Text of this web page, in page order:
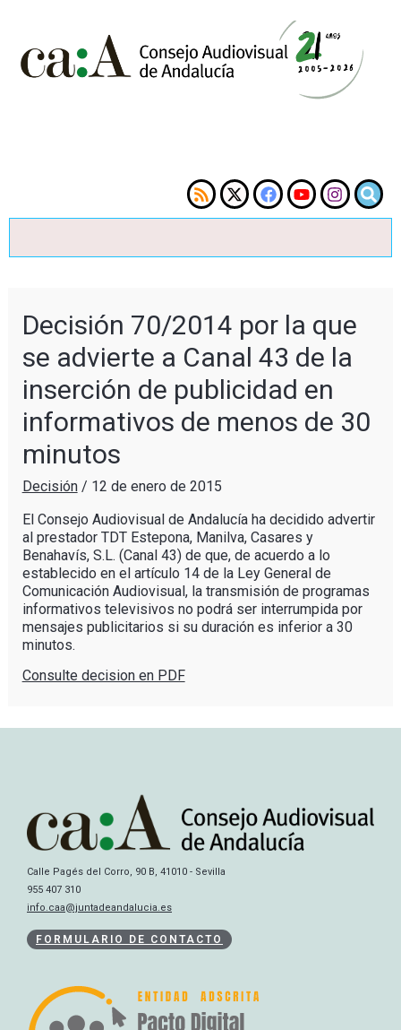
Decisión 70/2014 por la que
se advierte a Canal 43 de la
inserción de publicidad en
informativos de menos de 30
minutos
Decisión/ 12 de enero de 2015
El Consejo Audiovisual de Andalucía ha decidido advertir
al prestador TDT Estepona, Manilva, Casares y
Benahavís, S.L. (Canal 43) de que, de acuerdo a lo
establecido en el artículo 14 de la Ley General de
Comunicación Audiovisual, la transmisión de programas
informativos televisivos no podrá ser interrumpida por
mensajes publicitarios si su duración es inferior a 30
minutos.
Consulte decision en PDF
Calle Pagés del Corro, 90 B, 41010 - Sevilla
955 407 310
info.caa@juntadeandalucia.es
FORMULARIO DE CONTACTO